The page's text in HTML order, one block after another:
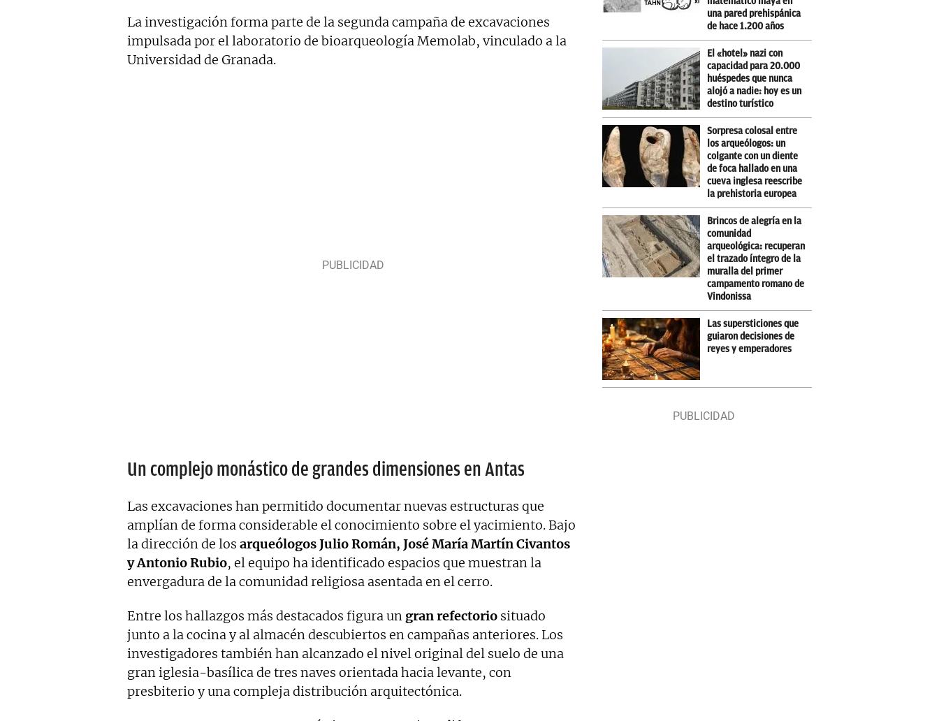
La investigación forma parte de la segunda campaña de excavaciones
impulsada por el laboratorio de bioarqueología Memolab, vinculado a la
Universidad de Granada.
Un complejo monástico de grandes dimensiones en Antas
Las excavaciones han permitido documentar nuevas estructuras que
amplían de forma considerable el conocimiento sobre el yacimiento. Bajo
la dirección de los arqueólogos Julio Román, José María Martín Civantos
y Antonio Rubio, el equipo ha identificado espacios que muestran la
envergadura de la comunidad religiosa asentada en el cerro.
Entre los hallazgos más destacados figura un gran refectorio situado
junto a la cocina y al almacén descubiertos en campañas anteriores. Los
investigadores también han alcanzado el nivel original del suelo de una
gran iglesia-basílica de tres naves orientada hacia levante, con
presbiterio y una compleja distribución arquitectónica.
una pared prehispánica
de hace 1.200 años
El «hotel» nazi con
capacidad para 20.000
huéspedes que nunca
alojó a nadie: hoy es un
destino turístico
Sorpresa colosal entre
los arqueólogos: un
colgante con un diente
de foca hallado en una
cueva inglesa reescribe
la prehistoria europea
Brincos de alegría en la
comunidad
arqueológica: recuperan
el trazado íntegro de la
muralla del primer
campamento romano de
Vindonissa
Las supersticiones que
guiaron decisiones de
reyes y emperadores